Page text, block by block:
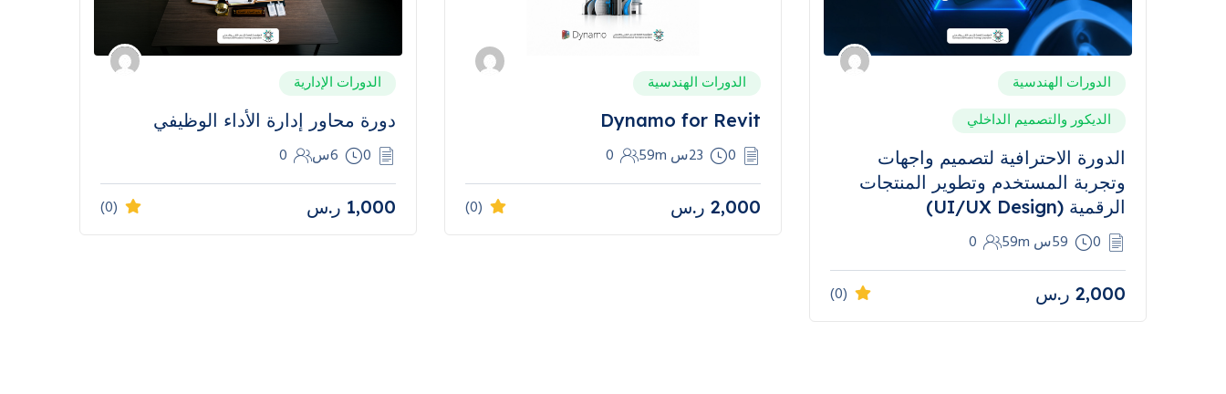
الدورات الهندسية
الديكور والتصميم الداخلي
الدورة الاحترافية لتصميم واجهات
وتجربة المستخدم وتطوير المنتجات
الرقمية (UI/UX Design)
0 59س 59m 0
2,000 ر.س (0)
الدورات الهندسية
Dynamo for Revit
0 23س 59m 0
2,000 ر.س (0)
الدورات الإدارية
دورة محاور إدارة الأداء الوظيفي
0 6س 0
1,000 ر.س (0)